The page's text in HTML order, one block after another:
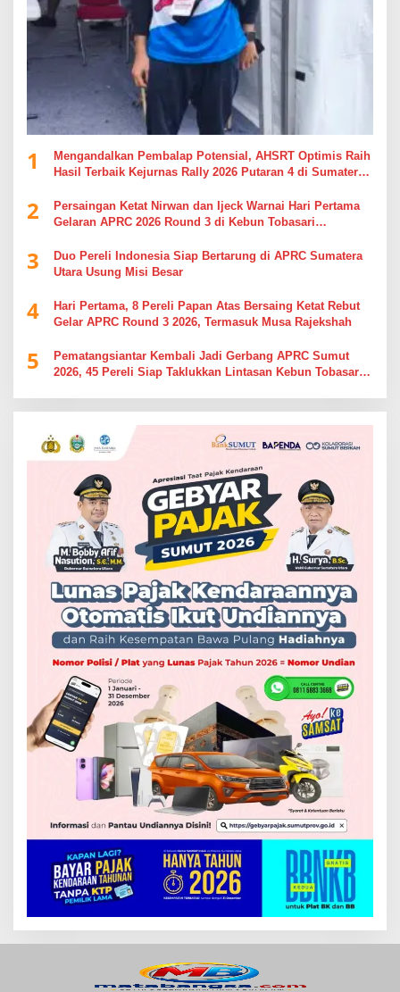
1
Mengandalkan Pembalap Potensial, AHSRT Optimis Raih
Hasil Terbaik Kejurnas Rally 2026 Putaran 4 di Sumatera
2
Persaingan Ketat Nirwan dan Ijeck Warnai Hari Pertama
Gelaran APRC 2026 Round 3 di Kebun Tobasari
3
Duo Pereli Indonesia Siap Bertarung di APRC Sumatera
Utara Usung Misi Besar
4
Hari Pertama, 8 Pereli Papan Atas Bersaing Ketat Rebut
Gelar APRC Round 3 2026, Termasuk Musa Rajekshah
5
Pematangsiantar Kembali Jadi Gerbang APRC Sumut
2026, 45 Pereli Siap Taklukkan Lintasan Kebun Tobasari